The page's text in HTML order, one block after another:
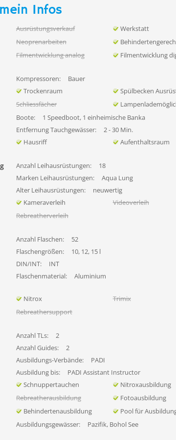
Infos
Ausrüstungsverkauf Werkstatt
Neoprenarbeiten
Filmentwicklung analog
Filmentwicklung
Kompressoren:
Bauer
Trockenraum
Spülbecken
Schliessfächer
Boote:
1 Speedboot, 1 einheimische Banka
Entfernung Tauchgewässer:
2 - 30 Min.
Hausriff
Aufenthaltsraum
Anzahl Leihausrüstungen:
18
Marken Leihausrüstungen:
Aqua Lung
Alter Leihausrüstungen:
neuwertig
Kameraverleih
Videoverleih
Rebreatherverleih
Anzahl Flaschen:
52
Flaschengrößen:
10, 12, 15 l
DIN/INT:
INT
Flaschenmaterial:
Aluminium
Nitrox Trimix
Rebreathersupport
Anzahl TLs:
2
Anzahl Guides:
2
Ausbildungs-Verbände:
PADI
Ausbildung bis:
PADI Assistant Instructor
Schnuppertauchen
Nitroxausbildung
Rebreatherausbildung
Fotoausbildung
Behindertenausbildung
Pool für
Ausbildungsgewässer:
Pazifik, Bohol See